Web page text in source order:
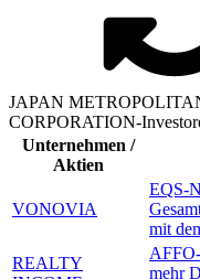
JAPAN
CORPORATION-
Unternehmen /
Aktien
VONOVIA
EQS-
mit
REALTY
mehr